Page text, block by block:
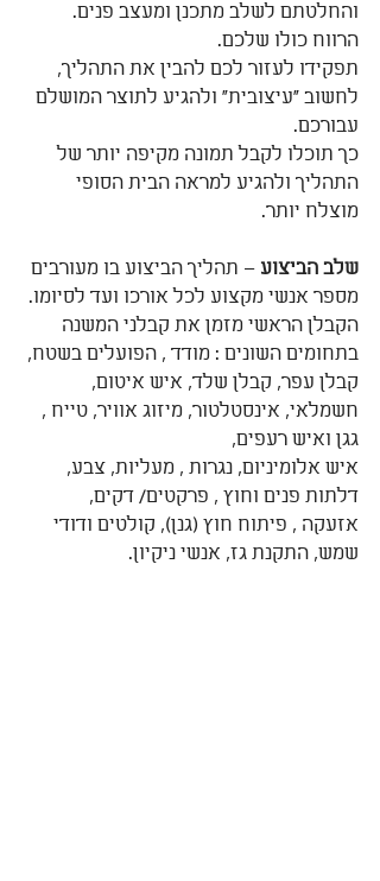
והחלטתם לשלב מתכנן ומעצב פנים.
הרווח כולו שלכם.
תפקידו לעזור לכם להבין את התהליך,
לחשוב "עיצובית" ולהגיע לתוצר המושלם
עבורכם.
כך תוכלו לקבל תמונה מקיפה יותר של
התהליך ולהגיע למראה הבית הסופי
מוצלח יותר.
שלב הביצוע – תהליך הביצוע בו מעורבים
מספר אנשי מקצוע לכל אורכו ועד לסיומו.
הקבלן הראשי מזמן את קבלני המשנה
בתחומים השונים : מודד , הפועלים בשטח,
קבלן עפר, קבלן שלד, איש איטום,
חשמלאי, אינסטלטור, מיזוג אוויר, טייח ,
גגן ואיש רעפים,
איש אלומיניום, נגרות , מעליות, צבע,
דלתות פנים וחוץ , פרקטים/ דקים,
אזעקה , פיתוח חוץ (גנן), קולטים ודודי
שמש, התקנת גז, אנשי ניקיון.